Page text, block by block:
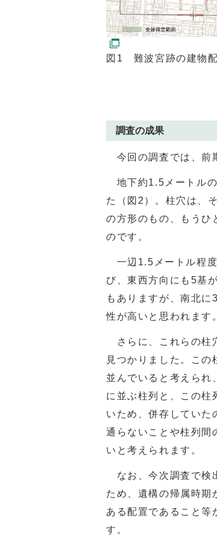
図1 難波宮跡の建物配
調査の成果
今回の調査では、前
地下約1.5 メートル
た（図 2 ）。柱穴は、
の方形のもの、もうひ
のです。
一辺 1.5 メートル程
び、東西方向にも 5基
もありますが、南北に 3
性が高いと思われます
さらに、これらの柱
見つかりました。この
並んでいると考えられ
に並ぶ柱列と、この柱
いため、併存していた
通らないことや柱列間
いと考えられます。
なお、今次調査で検
ため、遺構の帰属時期
ある配置であること等
す。